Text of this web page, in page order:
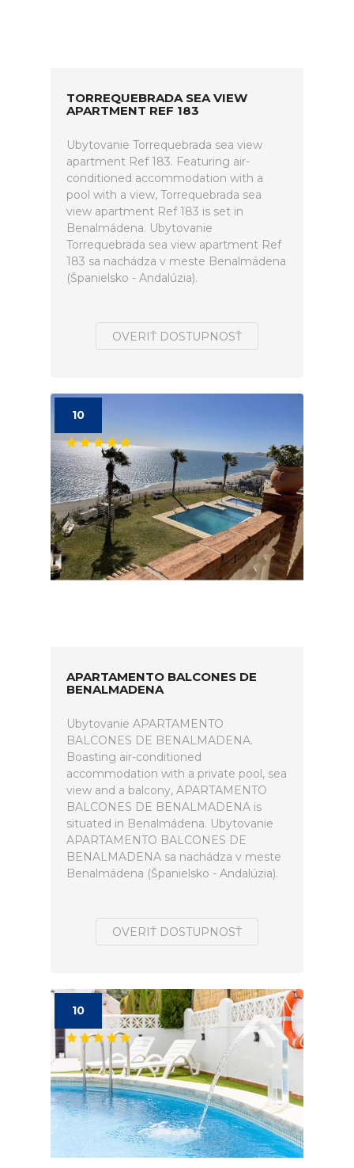
TORREQUEBRADA SEA VIEW
APARTMENT REF 183
Ubytovanie Torrequebrada sea view
apartment Ref 183. Featuring air-
conditioned accommodation with a
pool with a view, Torrequebrada sea
view apartment Ref 183 is set in
Benalmádena. Ubytovanie
Torrequebrada sea view apartment Ref
183 sa nachádza v meste Benalmádena
(Španielsko - Andalúzia).
OVERIŤ DOSTUPNOSŤ
10
APARTAMENTO BALCONES DE
BENALMADENA
Ubytovanie APARTAMENTO
BALCONES DE BENALMADENA.
Boasting air-conditioned
accommodation with a private pool, sea
view and a balcony, APARTAMENTO
BALCONES DE BENALMADENA is
situated in Benalmádena. Ubytovanie
APARTAMENTO BALCONES DE
BENALMADENA sa nachádza v meste
Benalmádena (Španielsko - Andalúzia).
OVERIŤ DOSTUPNOSŤ
10